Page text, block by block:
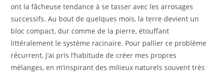
ont la fâcheuse tendance à se tasser avec les arrosages
successifs. Au bout de quelques mois, la terre devient un
bloc compact, dur comme de la pierre, étouffant
littéralement le système racinaire. Pour pallier ce problème
récurrent, j’ai pris l’habitude de créer mes propres
mélanges, en m’inspirant des milieux naturels souvent très